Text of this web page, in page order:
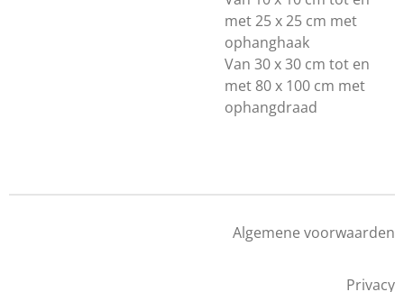
met 25 x 25 cm met
ophanghaak
Van 30 x 30 cm tot en
met 80 x 100 cm met
ophangdraad
Algemene voorwaarden
Privacy